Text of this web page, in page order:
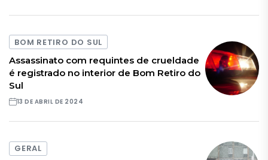
BOM RETIRO DO SUL
Assassinato com requintes de crueldade
é registrado no interior de Bom Retiro do
Sul
13 DE ABRIL DE 2024
GERAL